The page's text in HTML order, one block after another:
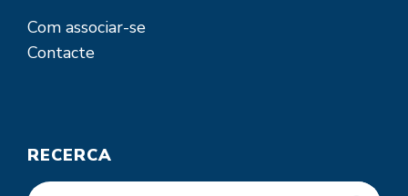
Com associar-se
Contacte
RECERCA